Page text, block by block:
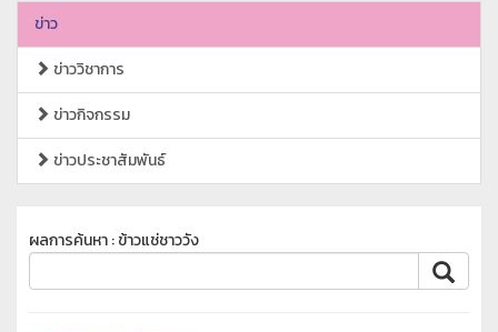
ข่าว
ข่าววิชาการ
ข่าวกิจกรรม
ข่าวประชาสัมพันธ์
ผลการค้นหา : ข้าวแช่ชาววัง